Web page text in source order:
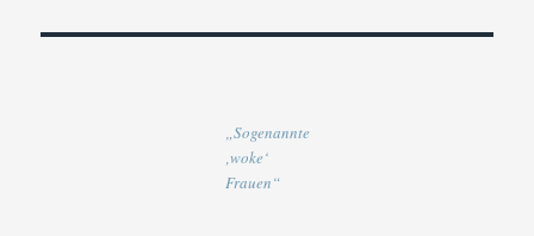
„Sogenannte
‚woke‘
Frauen“